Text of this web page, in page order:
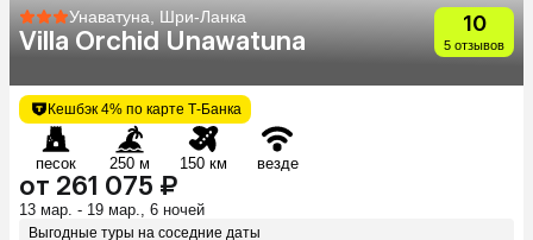
Унаватуна, Шри-Ланка
Villa Orchid Unawatuna
10
5 отзывов
Кешбэк 4% по карте Т-Банка
песок 250 м 150 км везде
от 261 075 ₽
13 мар. - 19 мар., 6 ночей
Выгодные туры на соседние даты